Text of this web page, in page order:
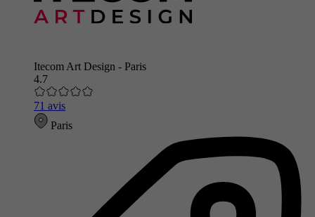
Itecom Art Design - Paris
4.7
71 avis
Paris